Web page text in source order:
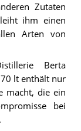
Zutaten
ihm einen
Arten von
Berta
lt enthält nur
macht, die ein
bei